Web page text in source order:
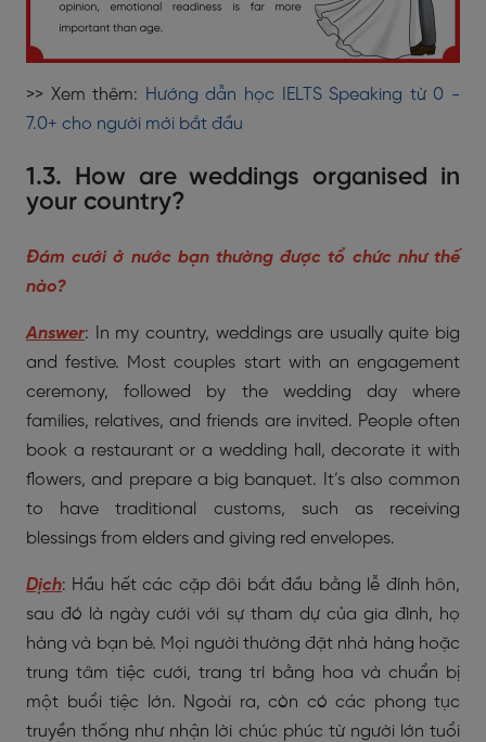
>> Xem thêm: Hướng dẫn học IELTS Speaking từ 0 -
7.0+ cho người mới bắt đầu
1.3. How are weddings organised in
your country?
Đám cưới ở nước bạn thường được tổ chức như thế
nào?
Answer: In my country, weddings are usually quite big
and festive. Most couples start with an engagement
ceremony, followed by the wedding day where
families, relatives, and friends are invited. People often
book a restaurant or a wedding hall, decorate it with
flowers, and prepare a big banquet. It’s also common
to have traditional customs, such as receiving
blessings from elders and giving red envelopes.
Dịch: Hầu hết các cặp đôi bắt đầu bằng lễ đính hôn,
sau đó là ngày cưới với sự tham dự của gia đình, họ
hàng và bạn bè. Mọi người thường đặt nhà hàng hoặc
trung tâm tiệc cưới, trang trí bằng hoa và chuẩn bị
một buổi tiệc lớn. Ngoài ra, còn có các phong tục
truyền thống như nhận lời chúc phúc từ người lớn tuổi